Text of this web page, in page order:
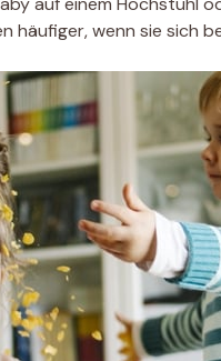
häufiger, wenn sie sich